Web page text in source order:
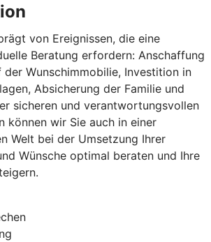
von Ereignissen, die eine
Beratung erfordern: Anschaffung
der Wunschimmobilie, Investition in
Absicherung der Familie und
sicheren und verantwortungsvollen
können wir Sie auch in einer
Welt bei der Umsetzung Ihrer
Wünsche optimal beraten und Ihre